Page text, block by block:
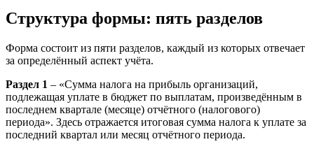
Структура формы: пять разделов
Форма состоит из пяти разделов, каждый из которых отвечает
за определённый аспект учёта.
Раздел 1 – «Сумма налога на прибыль организаций,
подлежащая уплате в бюджет по выплатам, произведённым в
последнем квартале (месяце) отчётного (налогового)
периода». Здесь отражается итоговая сумма налога к уплате за
последний квартал или месяц отчётного периода.